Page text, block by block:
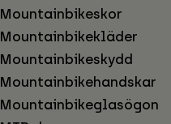
Mountainbikeskor
Mountainbikekläder
Mountainbikeskydd
Mountainbikehandskar
Mountainbikeglasögon